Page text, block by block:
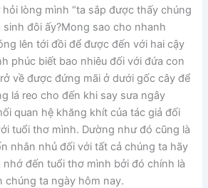
lòng mình “ta sắp được thấy chúng
đôi ấy?Mong sao cho nhanh
lên tới đồi để được đến với hai cậy
phúc biết bao nhiêu đối với đứa con
về được đứng mãi ở dưới gốc cây để
lá reo cho đến khi say sưa ngây
quan hệ khăng khít của tác giả đối
tuổi thơ mình. Dường như đó cũng là
nhắn nhủ đối với tất cả chúng ta hãy
đến tuổi thơ mình bởi đó chính là
chúng ta ngày hôm nay.